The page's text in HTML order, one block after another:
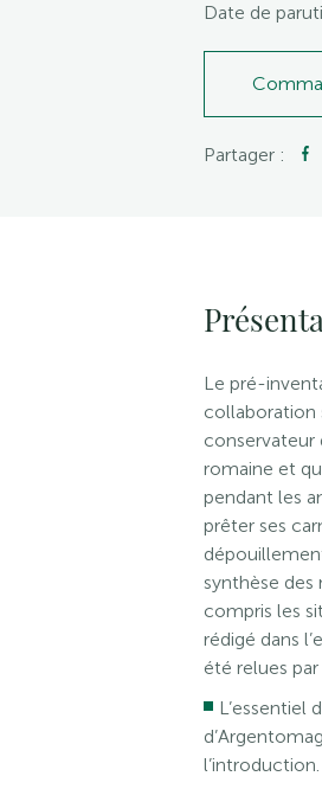
Date de
Partager :
Le pré-
collaboration
conservateur
romaine et
pendant les
prêter ses
synthèse des
compris les
rédigé dans
été relues
L’essentiel
l’introduction.